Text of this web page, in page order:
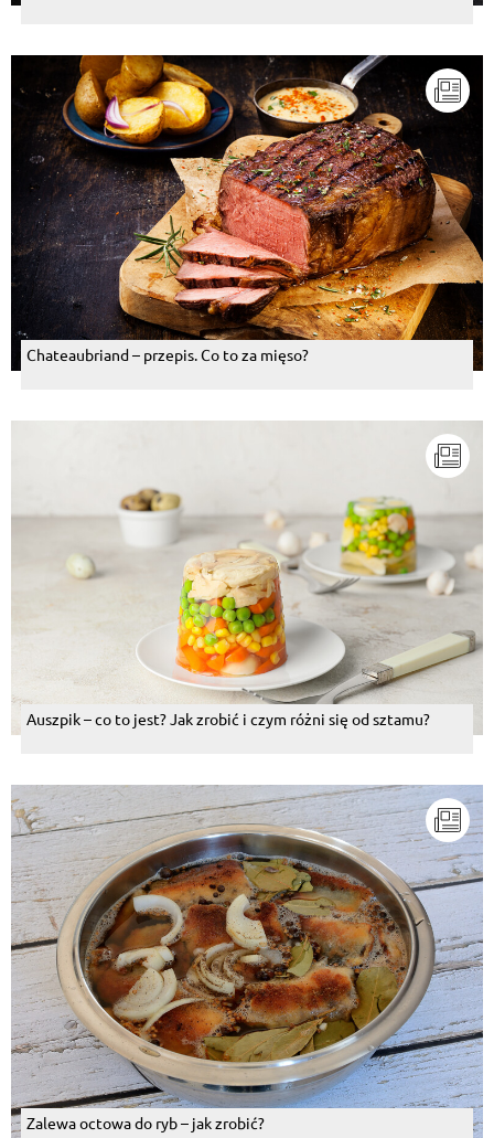
Chateaubriand – przepis. Co to za mięso?
Auszpik – co to jest? Jak zrobić i czym różni się od sztamu?
Zalewa octowa do ryb – jak zrobić?